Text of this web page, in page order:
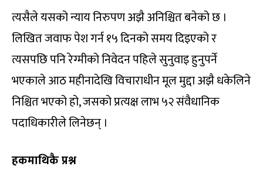
त्यसैले यसको न्याय निरुपण अझै अनिश्चित बनेको छ ।
लिखित जवाफ पेश गर्न १५ दिनको समय दिइएको र
त्यसपछि पनि रेग्मीको निवेदन पहिले सुनुवाइ हुनुपर्ने
भएकाले आठ महीनादेखि विचाराधीन मूल मुद्दा अझै धकेलिने
निश्चित भएको हो, जसको प्रत्यक्ष लाभ ५२ संवैधानिक
पदाधिकारीले लिनेछन् ।
हकमाथिकै प्रश्न